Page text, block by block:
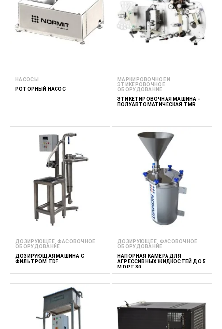
НАСОСЫ
РОТОРНЫЙ НАСОС
МАРКИРОВОЧНОЕ И
ЭТИКЕРОВОЧНОЕ
ОБОРУДОВАНИЕ
ЭТИКЕТИРОВОЧНАЯ МАШИНА -
ПОЛУАВТОМАТИЧЕСКАЯ TMR
ДОЗИРУЮЩЕЕ, ФАСОВОЧНОЕ
ОБОРУДОВАНИЕ
ДОЗИРУЮЩАЯ МАШИНА С
ФИЛЬТРОМ TDF
ДОЗИРУЮЩЕЕ, ФАСОВОЧНОЕ
ОБОРУДОВАНИЕ
НАПОРНАЯ КАМЕРА ДЛЯ
АГРЕССИВНЫХ ЖИДКОСТЕЙ ДО 5
М DPT 80